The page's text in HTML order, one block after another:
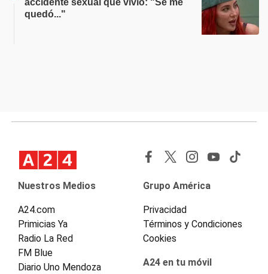
accidente sexual que vivió: "Se me
quedó..."
Nuestros Medios
A24.com
Primicias Ya
Radio La Red
FM Blue
Diario Uno Mendoza
Grupo América
Privacidad
Términos y Condiciones
Cookies
A24 en tu móvil